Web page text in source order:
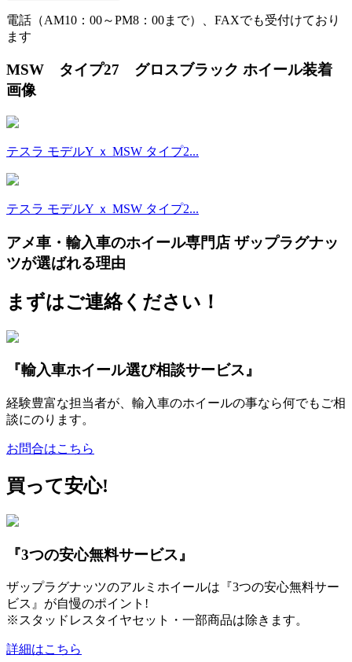
電話（AM10：00～PM8：00まで）、FAXでも受付けており
ます
MSW タイプ27 グロスブラック ホイール装着
画像
テスラ モデルY ｘ MSW タイプ2...
テスラ モデルY ｘ MSW タイプ2...
アメ車・輸入車のホイール専門店 ザップラグナッ
ツが選ばれる理由
まずはご連絡ください！
『輸入車ホイール選び相談サービス』
経験豊富な担当者が、輸入車のホイールの事なら何でもご相
談にのります。
お問合はこちら
買って安心!
『3つの安心無料サービス』
ザップラグナッツのアルミホイールは『3つの安心無料サー
ビス』が自慢のポイント!
※スタッドレスタイヤセット・一部商品は除きます。
詳細はこちら